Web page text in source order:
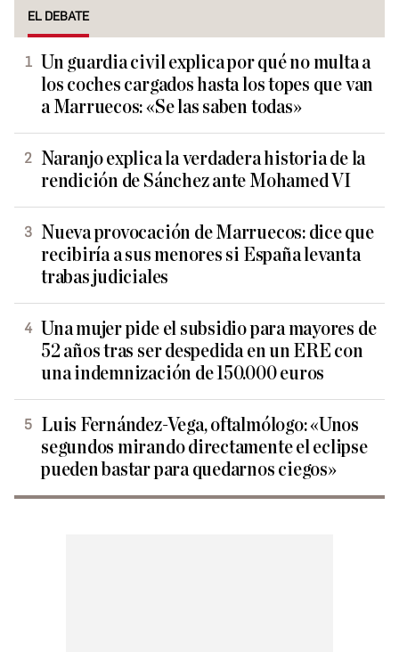
EL DEBATE
Un guardia civil explica por qué no multa a
los coches cargados hasta los topes que van
a Marruecos: «Se las saben todas»
Naranjo explica la verdadera historia de la
rendición de Sánchez ante Mohamed VI
Nueva provocación de Marruecos: dice que
recibiría a sus menores si España levanta
trabas judiciales
Una mujer pide el subsidio para mayores de
52 años tras ser despedida en un ERE con
una indemnización de 150.000 euros
Luis Fernández-Vega, oftalmólogo: «Unos
segundos mirando directamente el eclipse
pueden bastar para quedarnos ciegos»